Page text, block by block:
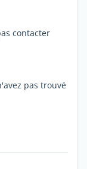
contacter
pas trouvé